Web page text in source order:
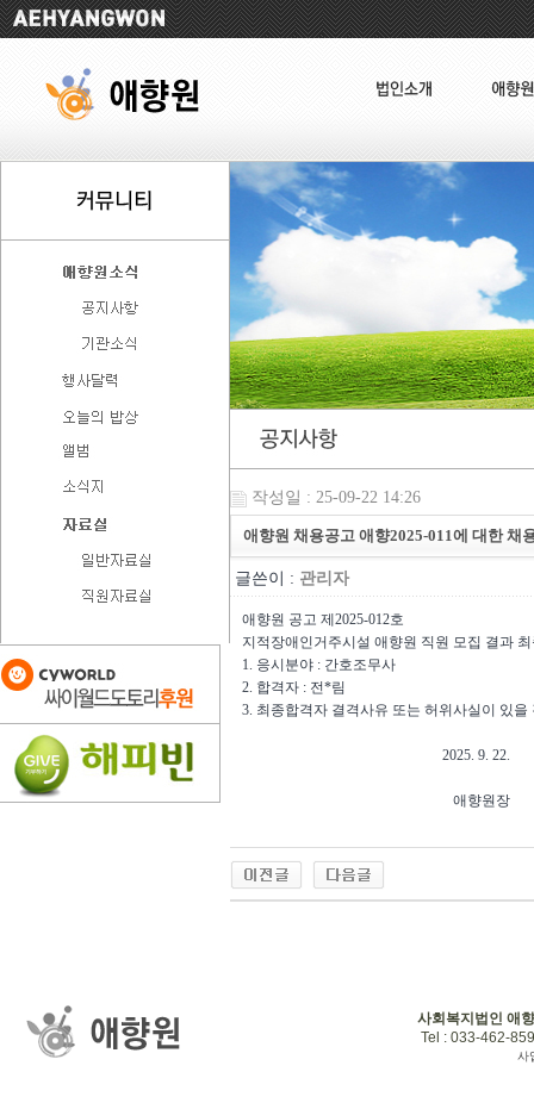
작성일 : 25-09-22 14:26
애향원 채용공고 애향2025-011에 대한 채
글쓴이 : 관리자
애향원 공고 제2025-012호
지적장애인거주시설 애향원 직원 모집 결과
1. 응시분야 : 간호조무사
2. 합격자 : 전*림
3. 최종합격자 결격사유 또는 허위사실이 있
2025. 9. 22.
애향원장
사회복지법인 애
Tel : 033-462-
사